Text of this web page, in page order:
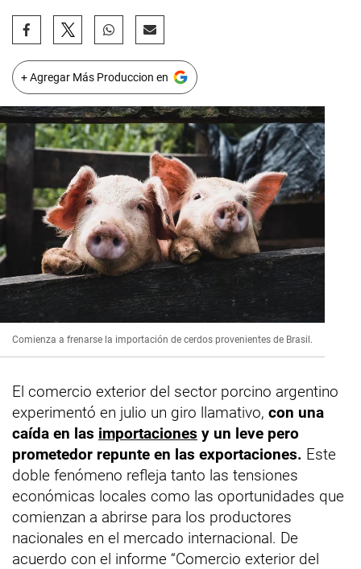
+ Agregar Más Produccion en
Comienza a frenarse la importación de cerdos provenientes de Brasil.
El comercio exterior del sector porcino argentino
experimentó en julio un giro llamativo, con una
caída en las importaciones y un leve pero
prometedor repunte en las exportaciones. Este
doble fenómeno refleja tanto las tensiones
económicas locales como las oportunidades que
comienzan a abrirse para los productores
nacionales en el mercado internacional. De
acuerdo con el informe “Comercio exterior del